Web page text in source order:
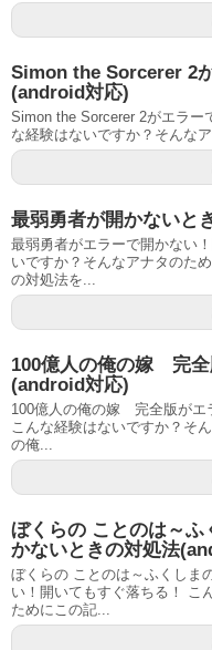
Simon the Sorcerer 2
(android対応)
Simon the Sorcerer 2がエラー
な経験はないですか？そんな
最弱勇者が開かないと
最弱勇者がエラーで開かない
いですか？そんなアナタのた
の対処法を...
100億人の俺の嫁 完全
(android対応)
100億人の俺の嫁 完全版がエ
こんな経験はないですか？そ
の俺...
ぼくらの ことのは～ふ
かないときの対処法
ぼくらの ことのは～ふくしま
い！開いてもすぐ落ちる！ こ
ためにこの記...